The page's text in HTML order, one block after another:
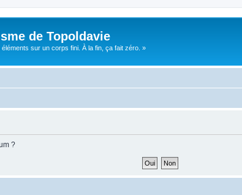
de Topoldavie
sur un corps fini. À la fin, ça fait zéro. »
?